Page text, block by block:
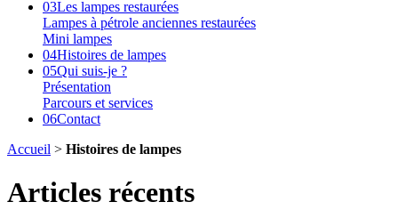
03Les lampes restaurées
Lampes à pétrole anciennes restaurées
Mini lampes
04Histoires de lampes
05Qui suis-je ?
Présentation
Parcours et services
06Contact
Accueil > Histoires de lampes
Articles récents